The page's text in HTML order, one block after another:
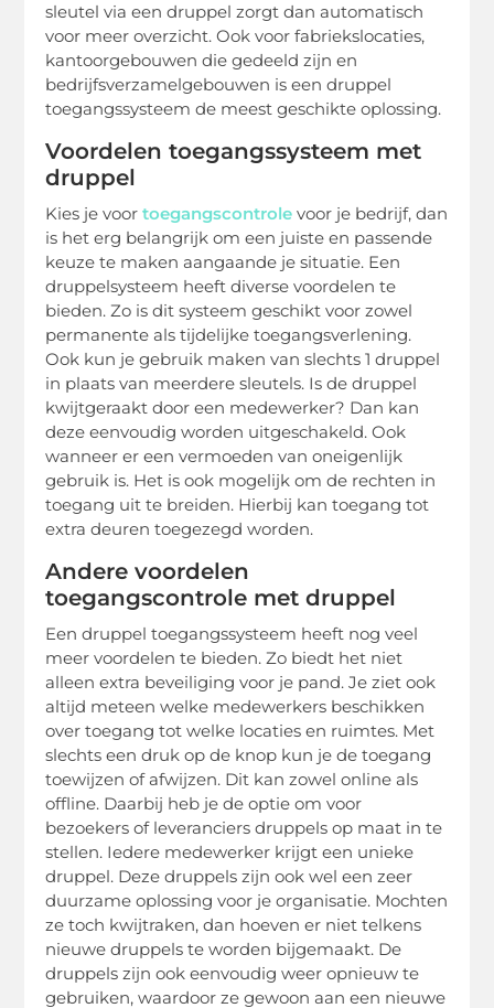
sleutel via een druppel zorgt dan automatisch
voor meer overzicht. Ook voor fabriekslocaties,
kantoorgebouwen die gedeeld zijn en
bedrijfsverzamelgebouwen is een druppel
toegangssysteem de meest geschikte oplossing.
Voordelen toegangssysteem met
druppel
Kies je voortoegangscontrolevoor je bedrijf, dan
is het erg belangrijk om een juiste en passende
keuze te maken aangaande je situatie. Een
druppelsysteem heeft diverse voordelen te
bieden. Zo is dit systeem geschikt voor zowel
permanente als tijdelijke toegangsverlening.
Ook kun je gebruik maken van slechts 1 druppel
in plaats van meerdere sleutels. Is de druppel
kwijtgeraakt door een medewerker? Dan kan
deze eenvoudig worden uitgeschakeld. Ook
wanneer er een vermoeden van oneigenlijk
gebruik is. Het is ook mogelijk om de rechten in
toegang uit te breiden. Hierbij kan toegang tot
extra deuren toegezegd worden.
Andere voordelen
toegangscontrole met druppel
Een druppel toegangssysteem heeft nog veel
meer voordelen te bieden. Zo biedt het niet
alleen extra beveiliging voor je pand. Je ziet ook
altijd meteen welke medewerkers beschikken
over toegang tot welke locaties en ruimtes. Met
slechts een druk op de knop kun je de toegang
toewijzen of afwijzen. Dit kan zowel online als
offline. Daarbij heb je de optie om voor
bezoekers of leveranciers druppels op maat in te
stellen. Iedere medewerker krijgt een unieke
druppel. Deze druppels zijn ook wel een zeer
duurzame oplossing voor je organisatie. Mochten
ze toch kwijtraken, dan hoeven er niet telkens
nieuwe druppels te worden bijgemaakt. De
druppels zijn ook eenvoudig weer opnieuw te
gebruiken, waardoor ze gewoon aan een nieuwe